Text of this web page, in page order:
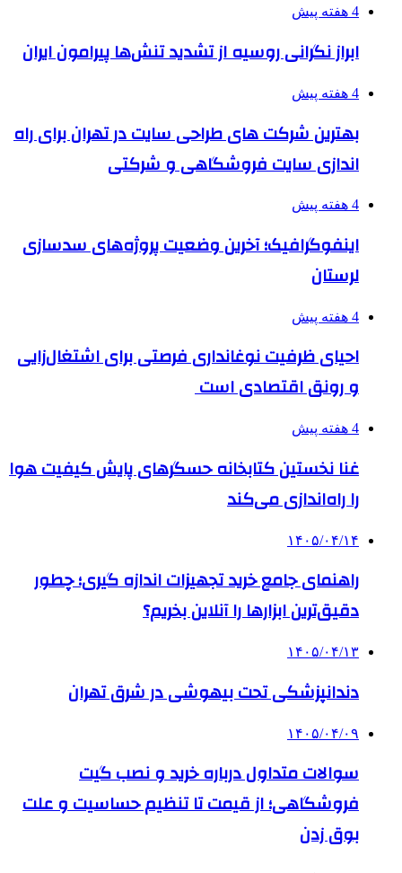
4 هفته پیش
ابراز نگرانی روسیه از تشدید تنش‌ها پیرامون ایران
4 هفته پیش
بهترین شرکت های طراحی سایت در تهران برای راه
اندازی سایت فروشگاهی و شرکتی
4 هفته پیش
اینفوگرافیک؛ آخرین وضعیت پروژه‌های سدسازی
لرستان
4 هفته پیش
احیای ظرفیت نوغانداری فرصتی برای اشتغال‌زایی
و رونق اقتصادی است
4 هفته پیش
غنا نخستین کتابخانه حسگرهای پایش کیفیت هوا
را راه‌اندازی می‌کند
۱۴۰۵/۰۴/۱۴
راهنمای جامع خرید تجهیزات اندازه گیری؛ چطور
دقیق‌ترین ابزارها را آنلاین بخریم؟
۱۴۰۵/۰۴/۱۳
دندانپزشکی تحت بیهوشی در شرق تهران
۱۴۰۵/۰۴/۰۹
سوالات متداول درباره خرید و نصب گیت
فروشگاهی؛ از قیمت تا تنظیم حساسیت و علت
بوق زدن